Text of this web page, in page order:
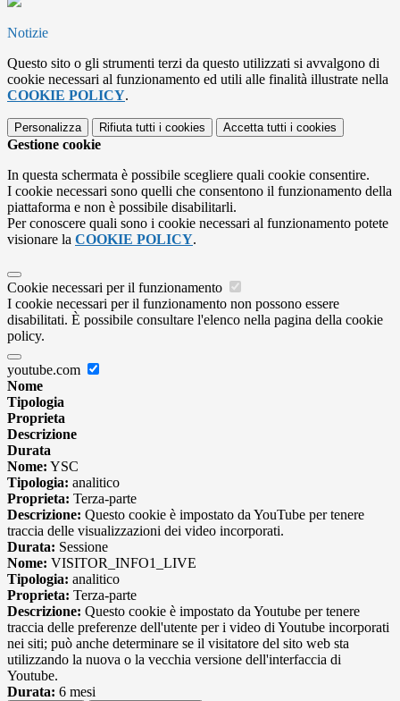
Notizie
Questo sito o gli strumenti terzi da questo utilizzati si avvalgono di
cookie necessari al funzionamento ed utili alle finalità illustrate nella
COOKIE POLICY.
Personalizza Rifiuta tutti i cookies Accetta tutti i cookies
Gestione cookie
In questa schermata è possibile scegliere quali cookie consentire.
I cookie necessari sono quelli che consentono il funzionamento della
piattaforma e non è possibile disabilitarli.
Per conoscere quali sono i cookie necessari al funzionamento potete
visionare la COOKIE POLICY.
Cookie necessari per il funzionamento
I cookie necessari per il funzionamento non possono essere
disabilitati. È possibile consultare l'elenco nella pagina della cookie
policy.
youtube.com
Nome
Tipologia
Proprieta
Descrizione
Durata
Nome: YSC
Tipologia: analitico
Proprieta: Terza-parte
Descrizione: Questo cookie è impostato da YouTube per tenere
traccia delle visualizzazioni dei video incorporati.
Durata: Sessione
Nome: VISITOR_INFO1_LIVE
Tipologia: analitico
Proprieta: Terza-parte
Descrizione: Questo cookie è impostato da Youtube per tenere
traccia delle preferenze dell'utente per i video di Youtube incorporati
nei siti; può anche determinare se il visitatore del sito web sta
utilizzando la nuova o la vecchia versione dell'interfaccia di
Youtube.
Durata: 6 mesi